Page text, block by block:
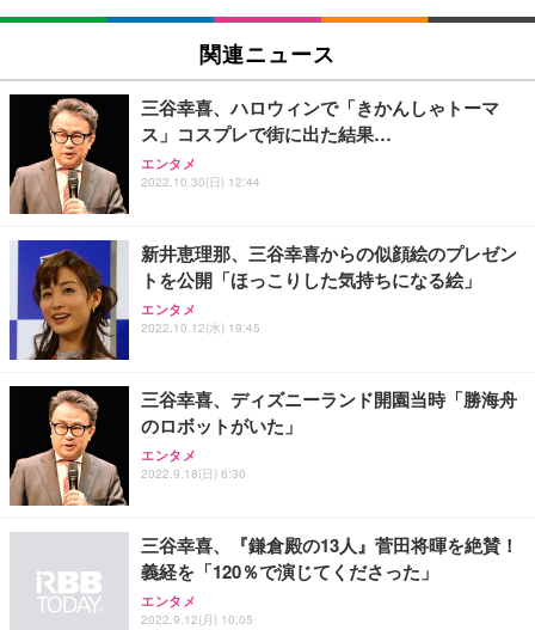
SIHOO B100 オフィスチェア／デスクチェア メッシ
ュチェア 人間工学 疲れない ブラック
￥27,999
Sezlife オフィスチェア デスクチェア 疲れない テレ
ワーク チェア 強化バックレスト 30度ロッキング機
能 人間工学 椅子 腰サポート 90度跳ね上げ式アーム
ョン PCチェア 通気性メッシュ ゲーミング/勉強/事
務用 おしゃれ パソコンチェア (ブラック)
Sezlife オフィスチェア デスクチェア 疲れない テレ
ワーク チェア 強化バックレスト 30度ロッキング機
能 人間工学 椅子 腰サポート 90度跳ね上げ式アーム
務用 おしゃれ パソコンチェア (ホワイト)
ANDWINT オフィスチェア デスクチェア 肘なし メ
ッシュ 通気性 ランバーサポート付き 腰サポート ガ
ス圧無段階昇降 360度回転 キャスター付き コンパク
EIZO ビジネス向けプレミアムモニター | FlexScan
【純正品】27"ゲーミングモニター DualSense 充電
フック付き（CFI-ZDM1J）
【整備済み品】Dell E2724HS 27インチ 液晶モニタ
ー フルHD（1920×1080）VA 非光沢 HDMI/DisplayP
ort/VGA スピーカー内蔵 高さ調整 スイベル VESA対
【MiniLED/24.5inch/280Hz/FHD】GRAPHT THE S
HOOTER Gaming Monitor 24” Essential ゲーミン
グモニター QD 24.5インチ 1ms FHD 量子ドット 残
Amazonベーシック ペットシーツ 厚型 ワイド 42枚
x2袋(84枚) ホワイト(吸収面:ライトブルー)
￥3,234
ネオ・ルーライフ ネオ・オムツ L 中型犬用 26枚入
り 単品
Smart Basic(スマートベーシック) 【Amazon.co.jp
限定】 Smart Basic アイリスオーヤマ ペットシーツ
超厚型 お徳用 ワイド 100枚入 (x 1) (ケース販売)
アイリスオーヤマ ペットシーツ 超厚型 お徳用 レギ
ュラー 200枚入【Amazon.co.jp限定】
関連ニュース
三谷幸喜、ハロウィンで「きかんしゃトーマ
ス」コスプレで街に出た結果…
エンタメ
2022.10.30(日) 12:44
新井恵理那、三谷幸喜からの似顔絵のプレゼン
トを公開「ほっこりした気持ちになる絵」
エンタメ
2022.10.12(水) 19:45
三谷幸喜、ディズニーランド開園当時「勝海舟
のロボットがいた」
エンタメ
2022.9.18(日) 6:30
三谷幸喜、『鎌倉殿の13人』菅田将暉を絶賛！
義経を「120％で演じてくださった」
エンタメ
2022.9.12(月) 10:05